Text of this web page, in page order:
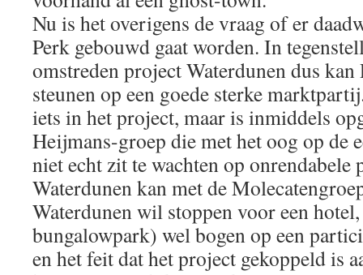
Nu is het overigens de vraag of er
Perk gebouwd gaat worden. In
omstreden project Waterdunen dus
steunen op een goede sterke
iets in het project, maar is inmiddels
Heijmans-groep die met het oog op de
niet echt zit te wachten op onrendabele
Waterdunen kan met de
Waterdunen wil stoppen voor een
bungalowpark) wel bogen op een
en het feit dat het project gekoppeld is